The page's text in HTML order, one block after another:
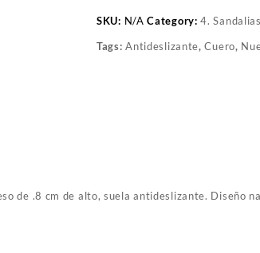
SKU: N/A Category:4. Sandalias
Tags:Antideslizante,Cuero,
de .8 cm de alto, suela antideslizante. Diseño